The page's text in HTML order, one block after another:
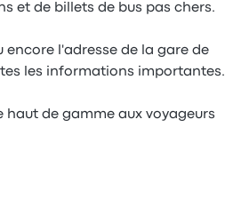
et de billets de bus pas chers.
l'adresse de la gare de
les informations importantes.
haut de gamme aux voyageurs